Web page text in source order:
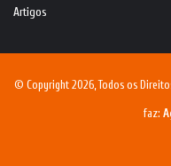
Artigos
© Copyright 2026, Todos os
faz: